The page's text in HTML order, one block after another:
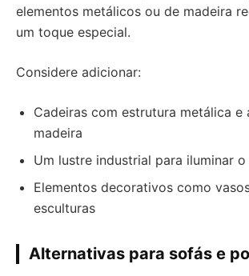
elementos metálicos ou de madeira
um toque especial.
Considere adicionar:
Cadeiras com estrutura metálica e
madeira
Um lustre industrial para iluminar
Elementos decorativos como
esculturas
Alternativas para sofás e